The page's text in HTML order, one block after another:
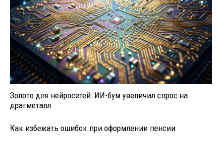
Золото для нейросетей: ИИ-бум увеличил спрос на
драгметалл
Как избежать ошибок при оформлении пенсии